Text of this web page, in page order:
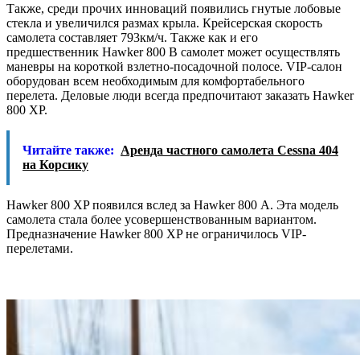
Также, среди прочих инноваций появились гнутые лобовые
стекла и увеличился размах крыла. Крейсерская скорость
самолета составляет 793км/ч. Также как и его
предшественник Hawker 800 B самолет может осуществлять
маневры на короткой взлетно-посадочной полосе. VIP-салон
оборудован всем необходимым для комфортабельного
перелета. Деловые люди всегда предпочитают заказать Hawker
800 XP.
Читайте также: Аренда частного самолета Cessna 404
на Корсику
Hawker 800 XP появился вслед за Hawker 800 А. Эта модель
самолета стала более усовершенствованным вариантом.
Предназначение Hawker 800 XP не ограничилось VIP-
перелетами.